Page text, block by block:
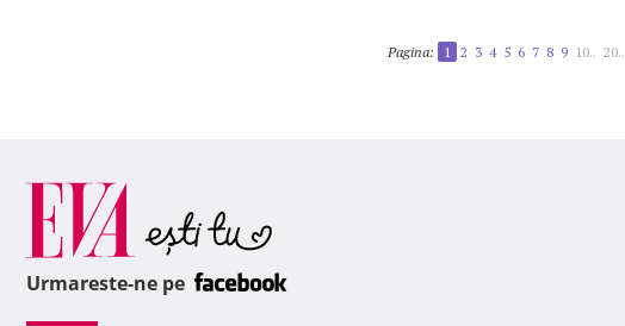
Pagina: 1 2 3 4 5 6 7 8 9 10.. 20..
Urmareste-ne pe